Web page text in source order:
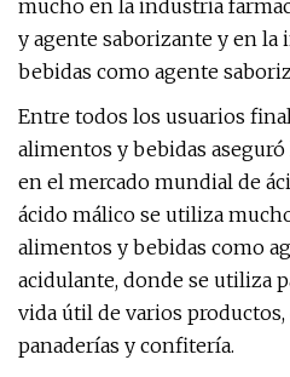
mucho en la industria
y agente saborizante y en
bebidas como agente
Entre todos los usuarios
alimentos y bebidas
en el mercado mundial de
ácido málico se utiliza
alimentos y bebidas como
acidulante, donde se utiliza
vida útil de varios
panaderías y confitería.